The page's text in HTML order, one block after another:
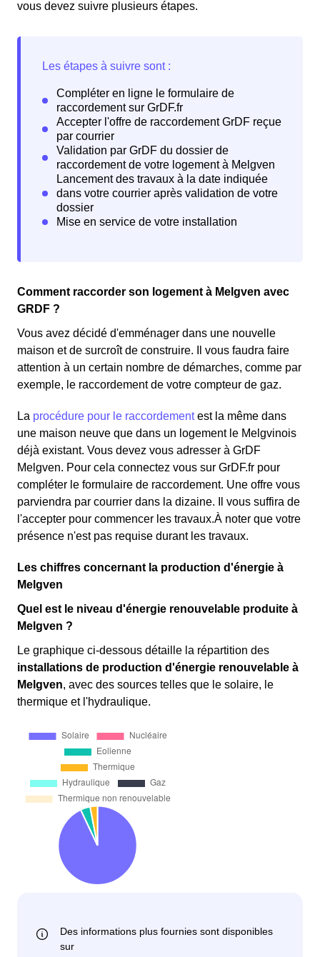
vous devez suivre plusieurs étapes.
Comment raccorder son logement à Melgven avec
GRDF ?
Vous avez décidé d'emménager dans une nouvelle
maison et de surcroît de construire. Il vous faudra faire
attention à un certain nombre de démarches, comme par
exemple, le raccordement de votre compteur de gaz.
La procédure pour le raccordementest la même dans
une maison neuve que dans un logement le Melgvinois
déjà existant. Vous devez vous adresser à GrDF
Melgven. Pour cela connectez vous sur GrDF.fr pour
compléter le formulaire de raccordement. Une offre vous
parviendra par courrier dans la dizaine. Il vous suffira de
l'accepter pour commencer les travaux.À noter que votre
présence n'est pas requise durant les travaux.
Les chiffres concernant la production d'énergie à
Melgven
Quel est le niveau d'énergie renouvelable produite à
Melgven ?
Le graphique ci-dessous détaille la répartition des
installations de production d'énergie renouvelable à
Melgven, avec des sources telles que le solaire, le
thermique et l'hydraulique.